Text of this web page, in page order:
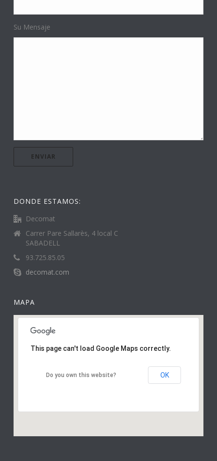
Su Mensaje
DONDE ESTAMOS:
Decomat
Carrer Pare Sallarès, 4 local C
SABADELL
93.725.85.05
decomat.com
MAPA
This page can't load Google Maps correctly.
Do you own this website? OK